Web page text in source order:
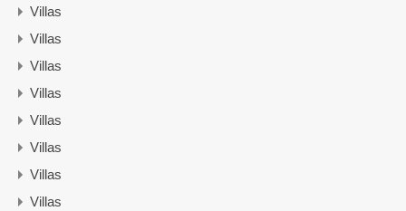
Villas
Villas
Villas
Villas
Villas
Villas
Villas
Villas